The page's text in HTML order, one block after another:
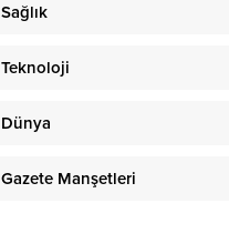
Sağlık
Teknoloji
Dünya
Gazete Manşetleri